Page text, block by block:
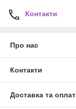
Контакти
Про нас
Контакти
Доставка та